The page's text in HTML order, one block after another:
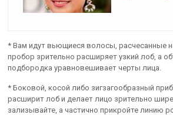
* Вам идут вьющиеся волосы, расчесанные
пробор зрительно расширяет узкий лоб, а
подбородка уравновешивает черты лица.
* Боковой, косой либо зигзагообразный
расширит лоб и делает лицо зрительно
зализывайте, а частично прикройте линию